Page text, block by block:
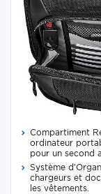
Compartiment
ordinateur
pour un second
Système
chargeurs et
les vêtements.